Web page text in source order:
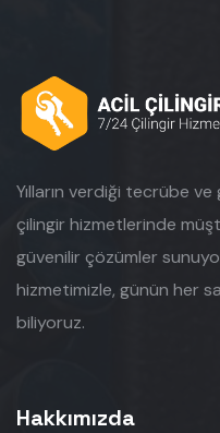
Yılların verdiği tecrübe
çilingir hizmetlerinde
güvenilir çözümler
hizmetimizle, günün her
biliyoruz.
Hakkımızda